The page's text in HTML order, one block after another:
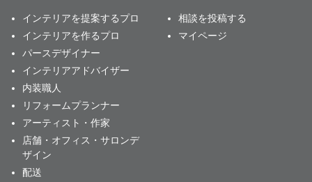
インテリアを提案するプロ
インテリアを作るプロ
パースデザイナー
インテリアアドバイザー
内装職人
リフォームプランナー
アーティスト・作家
店舗・オフィス・サロンデ
ザイン
配送
相談を投稿する
マイページ